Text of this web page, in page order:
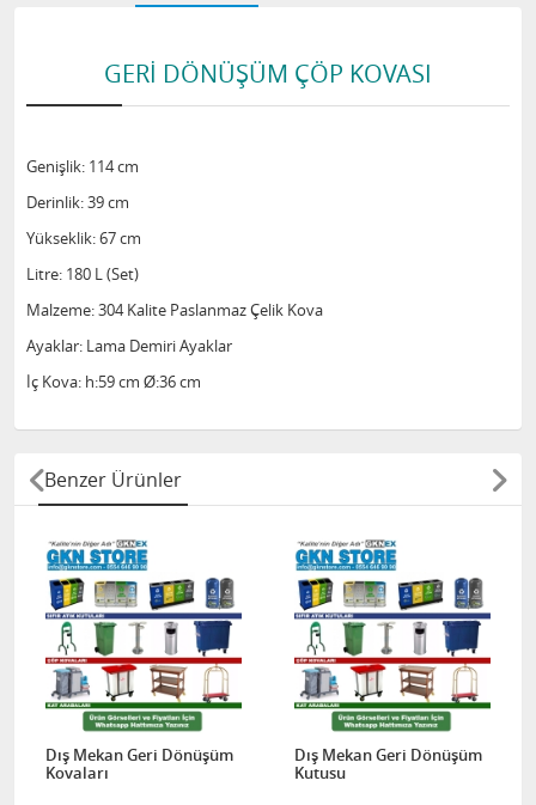
GERİ DÖNÜŞÜM ÇÖP KOVASI
Genişlik: 114 cm
Derinlik: 39 cm
Yükseklik: 67 cm
Litre: 180 L (Set)
Malzeme: 304 Kalite Paslanmaz Çelik Kova
Ayaklar: Lama Demiri Ayaklar
İç Kova: h:59 cm Ø:36 cm
Benzer Ürünler
Dış Mekan Geri Dönüşüm
Kovaları
Dış Mekan Geri Dönüşüm
Kutusu